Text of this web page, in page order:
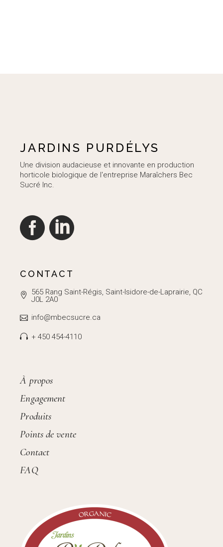
JARDINS PURDÉLYS
Une division audacieuse et innovante en production
horticole biologique de l'entreprise Maraîchers Bec
Sucré Inc.
CONTACT
565 Rang Saint-Régis, Saint-Isidore-de-Laprairie, QC
J0L 2A0
info@mbecsucre.ca
+ 450 454-4110
À propos
Engagement
Produits
Points de vente
Contact
FAQ